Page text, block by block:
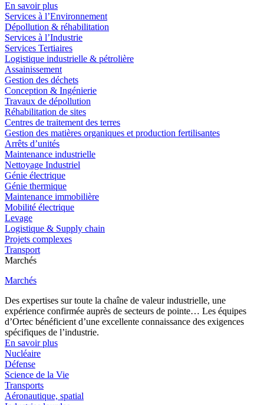
En savoir plus
Services à l’Environnement
Dépollution & réhabilitation
Services à l’Industrie
Services Tertiaires
Logistique industrielle & pétrolière
Assainissement
Gestion des déchets
Conception & Ingénierie
Travaux de dépollution
Réhabilitation de sites
Centres de traitement des terres
Gestion des matières organiques et production fertilisantes
Arrêts d’unités
Maintenance industrielle
Nettoyage Industriel
Génie électrique
Génie thermique
Maintenance immobilière
Mobilité électrique
Levage
Logistique & Supply chain
Projets complexes
Transport
Marchés
Marchés
Des expertises sur toute la chaîne de valeur industrielle, une
expérience confirmée auprès de secteurs de pointe… Les équipes
d’Ortec bénéficient d’une excellente connaissance des exigences
spécifiques de l’industrie.
En savoir plus
Nucléaire
Défense
Science de la Vie
Transports
Aéronautique, spatial